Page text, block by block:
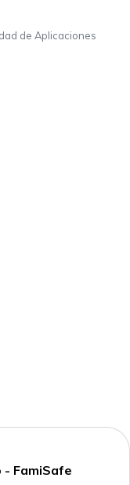
FamiSafe
de Aplicaciones